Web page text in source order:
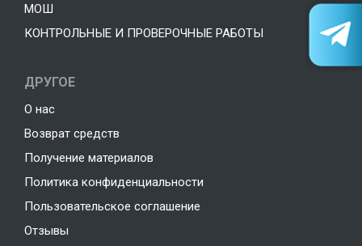
МОШ
КОНТРОЛЬНЫЕ И ПРОВЕРОЧНЫЕ РАБОТЫ
ДРУГОЕ
О нас
Возврат средств
Получение материалов
Политика конфиденциальности
Пользовательское соглашение
Отзывы